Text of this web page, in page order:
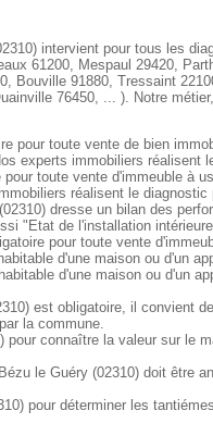
intervient pour tous les
61200, Mespaul 29420,
Bouville 91880, Tressaint
76450, ... ). Notre
pour toute vente de bien
experts immobiliers réalisent
toute vente d'immeuble
réalisent le diagnostic
dresse un bilan des
"Etat de l'installation
pour toute vente
d'une maison ou d'un
d'une maison ou d'un
est obligatoire, il convient
la commune.
connaître la valeur sur le
le Guéry (02310) doit
pour déterminer les